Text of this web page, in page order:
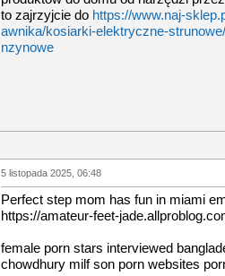
to zajrzyjcie do https://www.naj-
awnika/kosiarki-elektryczne-
nzynowe
5 listopada 2025, 06:48
Perfect step mom has fun in miami
https://amateur-feet-
female porn stars interviewed
chowdhury milf son porn websites